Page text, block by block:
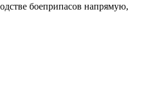
боеприпасов напрямую,